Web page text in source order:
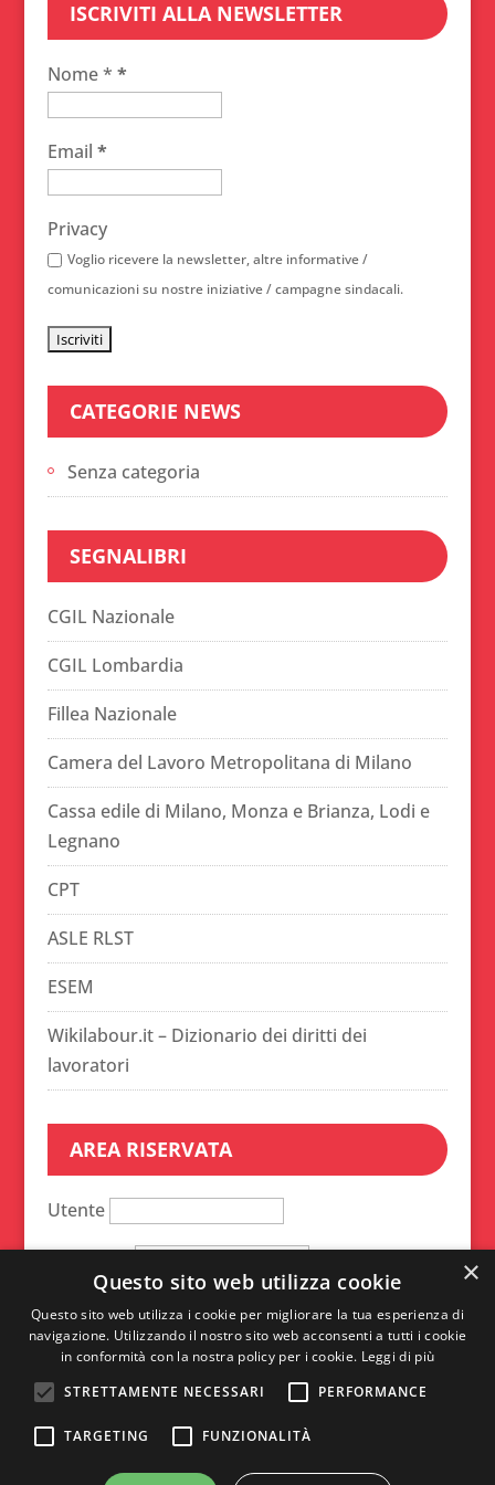
ISCRIVITI ALLA NEWSLETTER
Nome * *
Email *
Privacy
Voglio ricevere la newsletter, altre informative /
comunicazioni su nostre iniziative / campagne sindacali.
CATEGORIE NEWS
Senza categoria
SEGNALIBRI
CGIL Nazionale
CGIL Lombardia
Fillea Nazionale
Camera del Lavoro Metropolitana di Milano
Cassa edile di Milano, Monza e Brianza, Lodi e
Legnano
CPT
ASLE RLST
ESEM
Wikilabour.it – Dizionario dei diritti dei
lavoratori
AREA RISERVATA
Utente
Password
Ricordami
A
t
CF: 80118590159 –Cookie policy e
×
Questo sito web utilizza cookie
Questo sito web utilizza i cookie per migliorare la tua esperienza di
navigazione. Utilizzando il nostro sito web acconsenti a tutti i cookie
in conformità con la nostra policy per i cookie. Leggi di più
STRETTAMENTE NECESSARI
PERFORMANCE
TARGETING FUNZIONALITÀ